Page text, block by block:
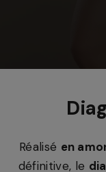
Réalisé en
définitive, le